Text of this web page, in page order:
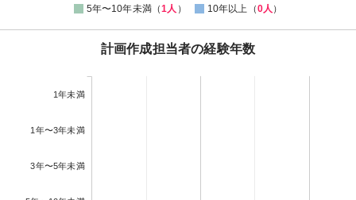
5年〜10年未満（1人 ） 10年以上（0人 ）
計画作成担当者の経験年数
1年未満
1年〜3年未満
3年〜5年未満